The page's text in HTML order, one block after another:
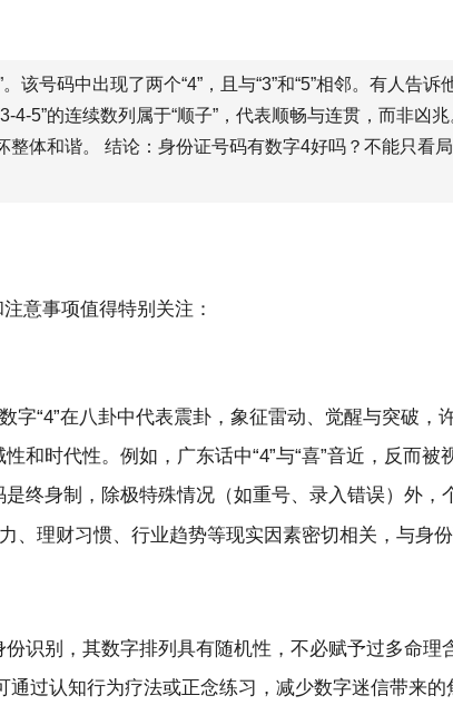
该号码中出现了两个“4”，且与“3”和“5”相邻。有人告
5”的连续数列属于“顺子”，代表顺畅与连贯，而非凶
整体和谐。 结论：身份证号码有数字4好吗？不能只看
意事项值得特别关注：
字“4”在八卦中代表震卦，象征雷动、觉醒与突破，
和时代性。例如，广东话中“4”与“喜”音近，反而被
是终身制，除极特殊情况（如重号、录入错误）外，
、理财习惯、行业趋势等现实因素密切相关，与身
识别，其数字排列具有随机性，不必赋予过多命理
通过认知行为疗法或正念练习，减少数字迷信带来的